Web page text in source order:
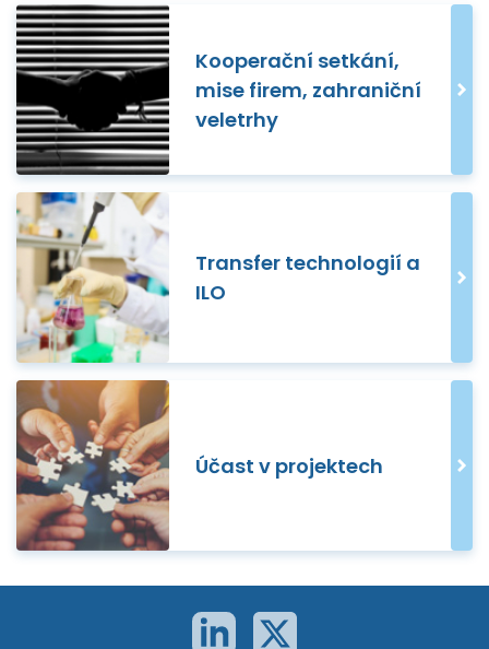
Kooperační setkání,
mise firem, zahraniční
veletrhy
Transfer technologií a
ILO
Účast v projektech